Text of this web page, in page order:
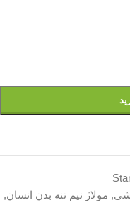
, مولاژ نیم تنه بدن انسان,